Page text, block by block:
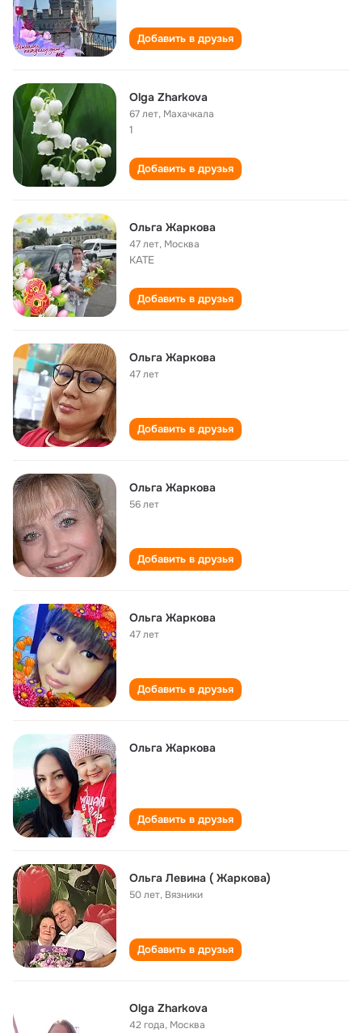
Добавить в друзья
Olga Zharkova
67 лет, Махачкала
1
Добавить в друзья
Ольга Жаркова
47 лет, Москва
КАТЕ
Добавить в друзья
Ольга Жаркова
47 лет
Добавить в друзья
Ольга Жаркова
56 лет
Добавить в друзья
Ольга Жаркова
47 лет
Добавить в друзья
Ольга Жаркова
Добавить в друзья
Ольга Левина ( Жаркова)
50 лет, Вязники
Добавить в друзья
Olga Zharkova
42 года, Москва